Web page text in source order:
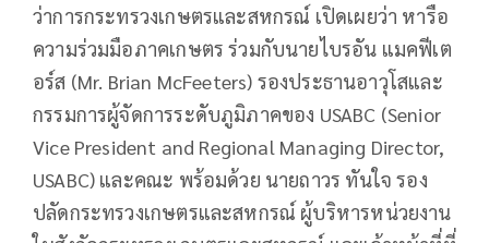
ว่าการกระทรวงเกษตรและสหกรณ์ เปิดเผยว่า หารือ
ความร่วมมือภาคเกษตร ร่วมกับนายไบรอัน แมคฟีเต
อร์ส (Mr. Brian McFeeters) รองประธานอาวุโสและ
กรรมการผู้จัดการระดับภูมิภาคของ USABC (Senior
Vice President and Regional Managing Director,
USABC) และคณะ พร้อมด้วย นายถาวร ทันใจ รอง
ปลัดกระทรวงเกษตรและสหกรณ์ ผู้บริหารหน่วยงาน